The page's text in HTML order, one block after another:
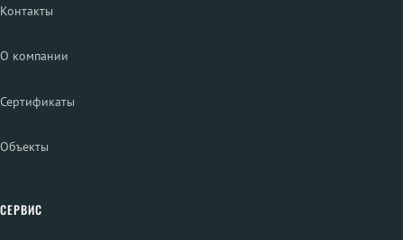
Контакты
О компании
Сертификаты
Объекты
СЕРВИС